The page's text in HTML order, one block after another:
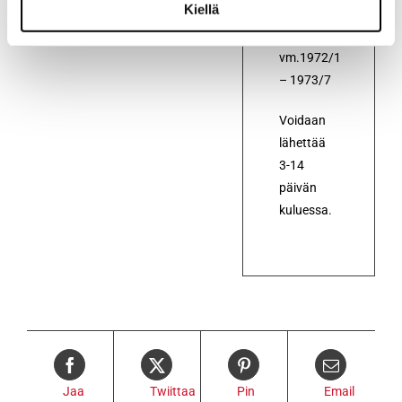
Kiellä
vm.1972/1
– 1973/7
Voidaan
lähettää
3-14
päivän
kuluessa.
Jaa Twiittaa Pin Email